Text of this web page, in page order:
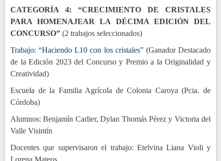
CATEGORÍA 4: “CRECIMIENTO DE CRISTALES
PARA HOMENAJEAR LA DÉCIMA EDICIÓN DEL
CONCURSO” (2 trabajos seleccionados)
Trabajo: “Haciendo L10 con los cristales”(Ganador Destacado
de la Edición 2023 del Concurso y Premio a la Originalidad y
Creatividad)
Escuela de la Familia Agrícola de Colonia Caroya (Pcia. de
Córdoba)
Alumnos: Benjamín Carlier, Dylan Thomás Pérez y Victoria del
Valle Visintín
Docentes que supervisaron el trabajo: Etelvina Liana Violi y
Lorena Mateos